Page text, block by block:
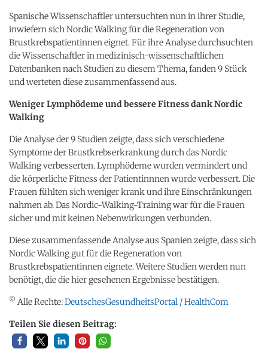
Spanische Wissenschaftler untersuchten nun in ihrer Studie,
inwiefern sich Nordic Walking für die Regeneration von
Brustkrebspatientinnen eignet. Für ihre Analyse durchsuchten
die Wissenschaftler in medizinisch-wissenschaftlichen
Datenbanken nach Studien zu diesem Thema, fanden 9 Stück
und werteten diese zusammenfassend aus.
Weniger Lymphödeme und bessere Fitness dank Nordic
Walking
Die Analyse der 9 Studien zeigte, dass sich verschiedene
Symptome der Brustkrebserkrankung durch das Nordic
Walking verbesserten. Lymphödeme wurden vermindert und
die körperliche Fitness der Patientinnnen wurde verbessert. Die
Frauen fühlten sich weniger krank und ihre Einschränkungen
nahmen ab. Das Nordic-Walking-Training war für die Frauen
sicher und mit keinen Nebenwirkungen verbunden.
Diese zusammenfassende Analyse aus Spanien zeigte, dass sich
Nordic Walking gut für die Regeneration von
Brustkrebspatientinnen eignete. Weitere Studien werden nun
benötigt, die die hier gesehenen Ergebnisse bestätigen.
© Alle Rechte:DeutschesGesundheitsPortal / HealthCom
Teilen Sie diesen Beitrag: